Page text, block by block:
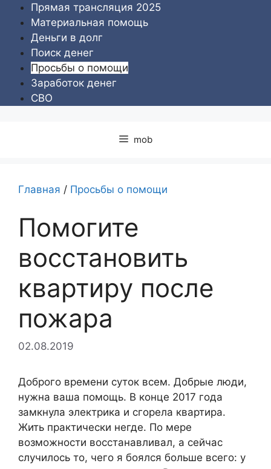
Перейти
содержимому
Прямая трансляция 2025
Материальная помощь
Деньги в долг
Поиск денег
Просьбы о помощи
Заработок денег
СВО
mob
Главная / Просьбы о помощи
Помогите
восстановить
квартиру после
пожара
02.08.2019
Доброго времени суток всем. Добрые люди,
нужна ваша помощь. В конце 2017 года
замкнула электрика и сгорела квартира.
Жить практически негде. По мере
возможности восстанавливал, а сейчас
случилось то, чего я боялся больше всего: у